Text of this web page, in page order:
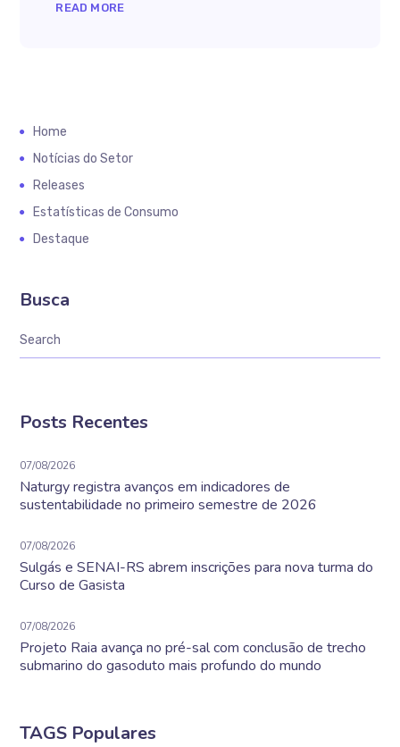
READ MORE
Home
Notícias do Setor
Releases
Estatísticas de Consumo
Destaque
Busca
Posts Recentes
07/08/2026
Naturgy registra avanços em indicadores de
sustentabilidade no primeiro semestre de 2026
07/08/2026
Sulgás e SENAI-RS abrem inscrições para nova turma do
Curso de Gasista
07/08/2026
Projeto Raia avança no pré-sal com conclusão de trecho
submarino do gasoduto mais profundo do mundo
TAGS Populares